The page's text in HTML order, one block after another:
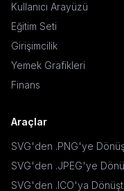
Kullanıcı Arayüzü
Eğitim Seti
Girişimcilik
Yemek Grafikleri
Finans
Araçlar
SVG'den .PNG'ye
SVG'den .JPEG'ye
SVG'den .ICO'ya